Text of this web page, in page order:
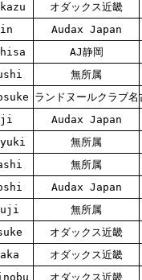
オダックス近畿
Audax Japan
AJ静岡
無所属
ランドヌールクラブ名
Audax Japan
無所属
無所属
Audax Japan
無所属
オダックス近畿
オダックス近畿
オダックス近畿